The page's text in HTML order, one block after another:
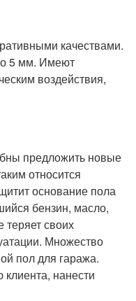
качествами.
5 мм. Имеют
воздействия,
предложить новые
относится
основание пола
бензин, масло,
теряет своих
Множество
пол для гаража.
нанести